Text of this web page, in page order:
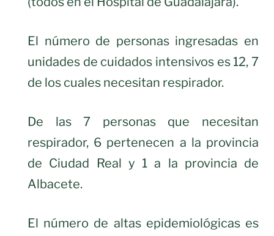
El número de personas ingresadas en
unidades de cuidados intensivos es 12, 7
de los cuales necesitan respirador.
De las 7 personas que necesitan
respirador, 6 pertenecen a la provincia
de Ciudad Real y 1 a la provincia de
Albacete.
El número de altas epidemiológicas es